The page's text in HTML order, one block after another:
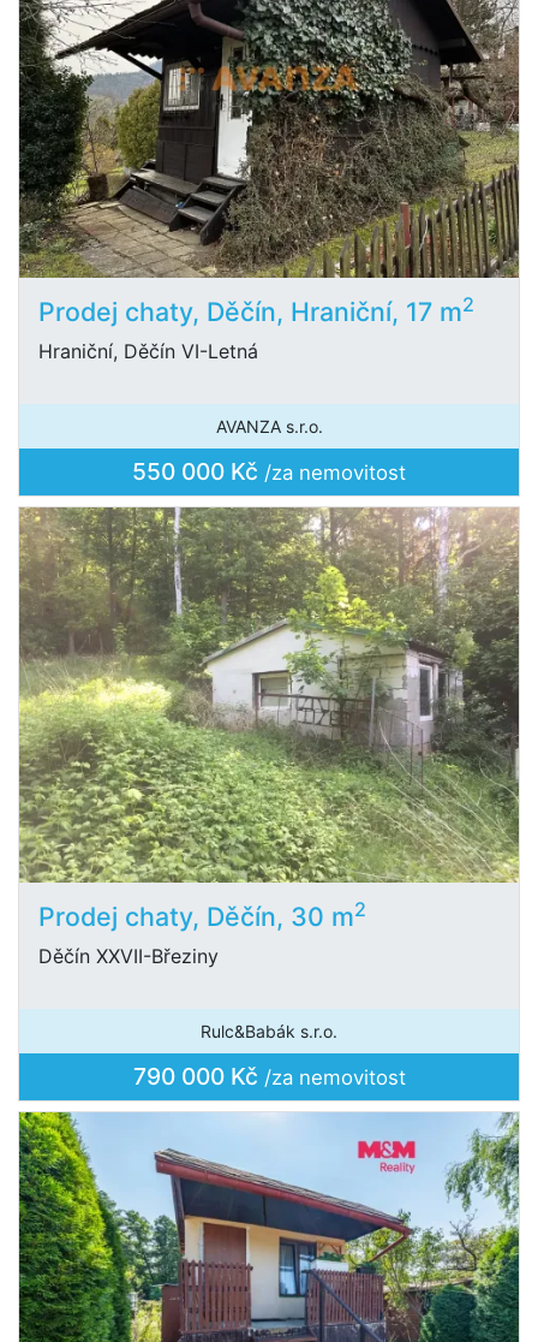
Prodej chaty, Děčín, Hraniční, 17 m2
Hraniční, Děčín VI-Letná
AVANZA s.r.o.
550 000 Kč /za nemovitost
Prodej chaty, Děčín, 30 m2
Děčín XXVII-Březiny
Rulc&Babák s.r.o.
790 000 Kč /za nemovitost